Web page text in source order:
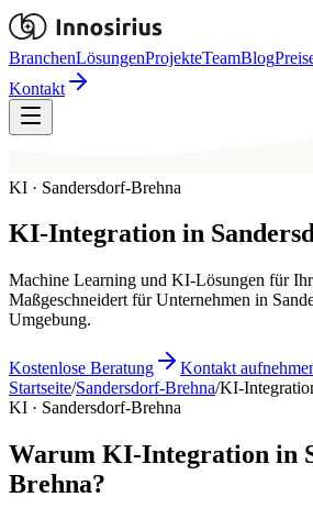
BranchenLösungenProjekteTeamBlog
Kontakt
KI · Sandersdorf-Brehna
KI-Integration in
Machine Learning und KI-Lösungen für
Maßgeschneidert für Unternehmen in
Umgebung.
Kostenlose Beratung
Kontakt
Startseite/Sandersdorf-Brehna/KI-
KI · Sandersdorf-Brehna
Warum KI-Integration in
Brehna?